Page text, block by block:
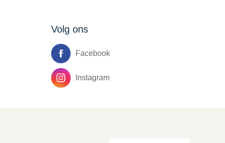
Volg ons
Facebook
Instagram